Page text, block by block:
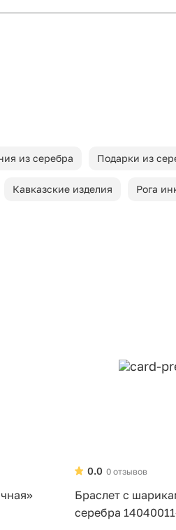
из серебра Подарки из
Кавказские изделия Рога
0 отзывов
0.0
Браслет с
серебра